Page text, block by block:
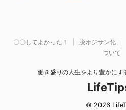
〇〇してよかった！ 脱オジサン化
ついて
働き盛りの人生をより豊かに
© 2026